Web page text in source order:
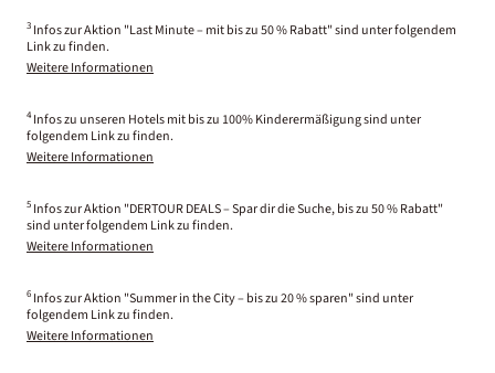
3 Infos zur Aktion "Last Minute – mit bis zu 50 % Rabatt" sind unter folgendem
Link zu finden.
Weitere Informationen
4 Infos zu unseren Hotels mit bis zu 100% Kinderermäßigung sind unter
folgendem Link zu finden.
Weitere Informationen
5 Infos zur Aktion "DERTOUR DEALS – Spar dir die Suche, bis zu 50 % Rabatt"
sind unter folgendem Link zu finden.
Weitere Informationen
6 Infos zur Aktion "Summer in the City – bis zu 20 % sparen" sind unter
folgendem Link zu finden.
Weitere Informationen